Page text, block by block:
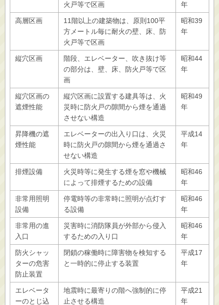
火戸等で区画
年
高層区画
11階以上の建築物は、原則100平
方メートル毎に耐火の壁、床、防
火戸等で区画
昭和39
年
縦穴区画
階段、エレベーター、吹き抜け等
の部分は、壁、床、防火戸等で区
画
昭和44
年
縦穴区画の
遮煙性能
縦穴区画に設置する建具等は、火
災時に防火戸の隙間から煙を通過
させない構造
昭和49
年
昇降機の遮
煙性能
エレベーターの出入り口は、火災
時に防火戸の隙間から煙を通過さ
せない構造
平成14
年
排煙設備
火災時等に発生する煙を窓や機械
によって排煙するための設備
昭和46
年
非常用照明
設備
停電時等の非常時に照明が点灯す
る設備
昭和46
年
非常用の進
入口
災害時に消防隊員が外部から侵入
するための入り口
昭和46
年
防火シャッ
ターの危害
防止装置
閉鎖の稼働時に障害物を検知する
と一時的に停止する装置
平成17
年
エレベータ
ーのとじ込
地震時に最寄りの階へ強制的に停
止させる構造
平成21
年